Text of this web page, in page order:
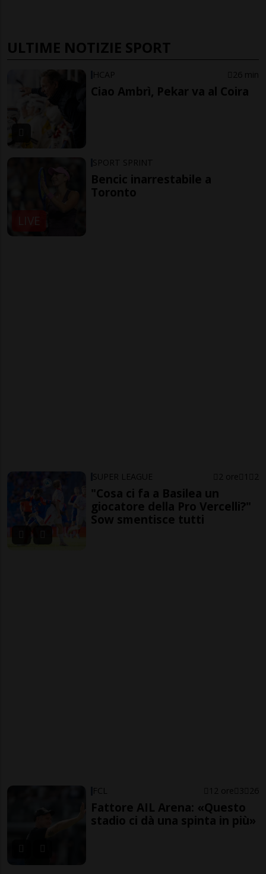
ULTIME NOTIZIE SPORT
HCAP 26 min
Ciao Ambrì, Pekar va al Coira
LIVE
SPORT SPRINT
Bencic inarrestabile a
Toronto
SUPER LEAGUE 2 ore 1 2
"Cosa ci fa a Basilea un
giocatore della Pro Vercelli?"
Sow smentisce tutti
FCL 12 ore 3 26
Fattore AIL Arena: «Questo
stadio ci dà una spinta in più»